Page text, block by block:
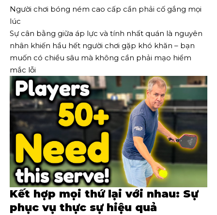
Người chơi bóng ném cao cấp cần phải cố gắng mọi
lúc
Sự cân bằng giữa áp lực và tính nhất quán là nguyên
nhân khiến hầu hết người chơi gặp khó khăn – bạn
muốn có chiều sâu mà không cần phải mạo hiểm
mắc lỗi
Kết hợp mọi thứ lại với nhau: Sự
phục vụ thực sự hiệu quả